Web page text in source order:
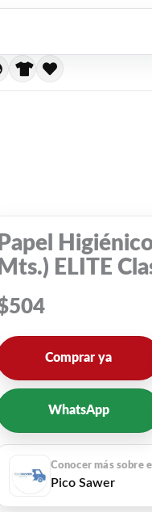
Papel
Mts.) ELITE
504
Comprar ya
WhatsApp
Pico Sawer